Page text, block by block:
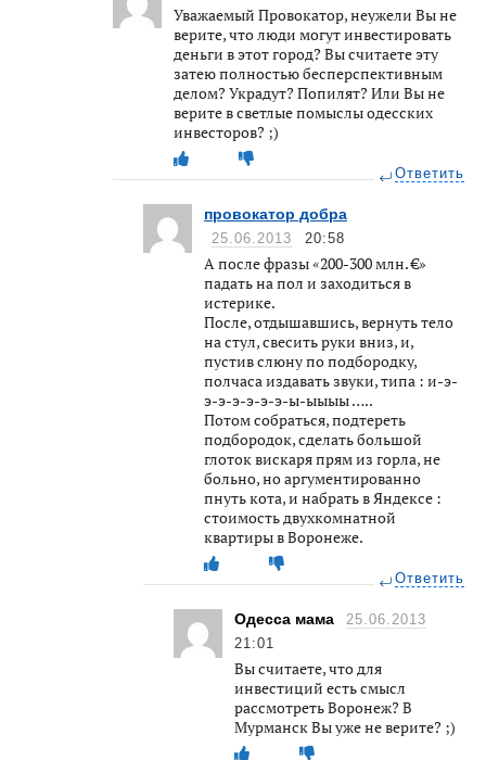
Уважаемый Провокатор, неужели Вы не
верите, что люди могут инвестировать
деньги в этот город? Вы считаете эту
затею полностью бесперспективным
делом? Украдут? Попилят? Или Вы не
верите в светлые помыслы одесских
инвесторов? ;)
Ответить
провокатор добра
25.06.2013 20:58
А после фразы «200-300 млн. €»
падать на пол и заходиться в
истерике.
После, отдышавшись, вернуть тело
на стул, свесить руки вниз, и,
пустив слюну по подбородку,
полчаса издавать звуки, типа : и-э-
э-э-э-э-э-э-ы-ыыыы …..
Потом собраться, подтереть
подбородок, сделать большой
глоток вискаря прям из горла, не
больно, но аргументированно
пнуть кота, и набрать в Яндексе :
стоимость двухкомнатной
квартиры в Воронеже.
Ответить
Одесса мама
25.06.2013
21:01
Вы считаете, что для
инвестиций есть смысл
рассмотреть Воронеж? В
Мурманск Вы уже не верите? ;)